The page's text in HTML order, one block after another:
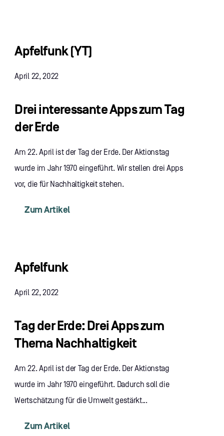
Apfelfunk (YT)
April 22, 2022
Drei interessante Apps zum Tag
der Erde
Am 22. April ist der Tag der Erde. Der Aktionstag
wurde im Jahr 1970 eingeführt. Wir stellen drei Apps
vor, die für Nachhaltigkeit stehen.
Zum Artikel
Apfelfunk
April 22, 2022
Tag der Erde: Drei Apps zum
Thema Nachhaltigkeit
Am 22. April ist der Tag der Erde. Der Aktionstag
wurde im Jahr 1970 eingeführt. Dadurch soll die
Wertschätzung für die Umwelt gestärkt...
Zum Artikel